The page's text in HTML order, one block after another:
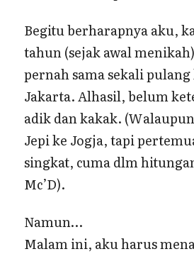
Begitu berharapnya aku,
tahun (sejak awal
pernah sama sekali
Jakarta. Alhasil, belum
adik dan kakak.
Jepi ke Jogja, tapi
singkat, cuma dlm
Mc’D).
Namun…
Malam ini, aku harus